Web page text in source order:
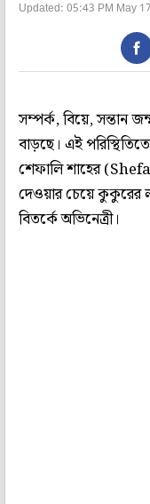
Updated: 05:43 PM May
সম্পর্ক, বিয়ে, সন্তান
বাড়ছে। এই
শেফালি শাহের
দেওয়ার চেয়ে কুকুরের
বিতর্কে অভিনেত্রী।